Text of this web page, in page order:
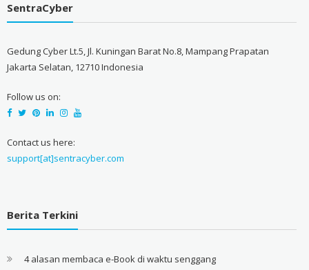
SentraCyber
Gedung Cyber Lt.5, Jl. Kuningan Barat No.8, Mampang Prapatan
Jakarta Selatan, 12710 Indonesia
Follow us on:
Contact us here:
support[at]sentracyber.com
Berita Terkini
4 alasan membaca e-Book di waktu senggang